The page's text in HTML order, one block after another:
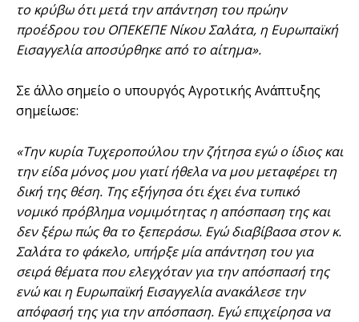
το κρύβω ότι μετά την απάντηση του πρώην
προέδρου του ΟΠΕΚΕΠΕ Νίκου Σαλάτα, η Ευρωπαϊκή
Εισαγγελία αποσύρθηκε από το αίτημα».
Σε άλλο σημείο ο υπουργός Αγροτικής Ανάπτυξης
σημείωσε:
«Την κυρία Τυχεροπούλου την ζήτησα εγώ ο ίδιος και
την είδα μόνος μου γιατί ήθελα να μου μεταφέρει τη
δική της θέση. Της εξήγησα ότι έχει ένα τυπικό
νομικό πρόβλημα νομιμότητας η απόσπαση της και
δεν ξέρω πώς θα το ξεπεράσω. Εγώ διαβίβασα στον κ.
Σαλάτα το φάκελο, υπήρξε μία απάντηση του για
σειρά θέματα που ελεγχόταν για την απόσπασή της
ενώ και η Ευρωπαϊκή Εισαγγελία ανακάλεσε την
απόφασή της για την απόσπαση. Εγώ επιχείρησα να